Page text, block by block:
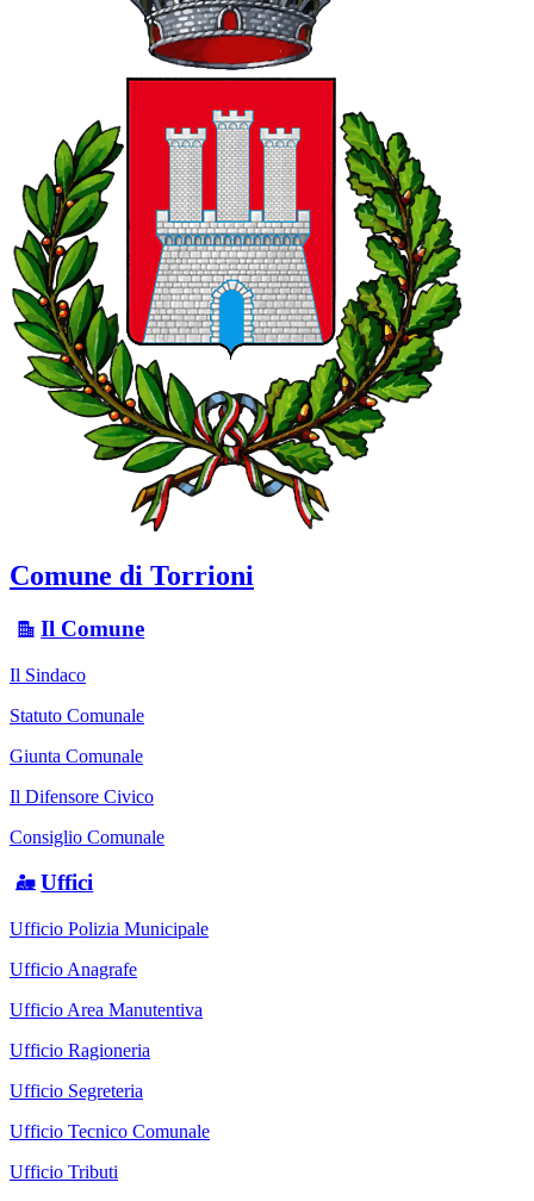
Comune di Torrioni
Il Comune
Il Sindaco
Statuto Comunale
Giunta Comunale
Il Difensore Civico
Consiglio Comunale
Uffici
Ufficio Polizia Municipale
Ufficio Anagrafe
Ufficio Area Manutentiva
Ufficio Ragioneria
Ufficio Segreteria
Ufficio Tecnico Comunale
Ufficio Tributi